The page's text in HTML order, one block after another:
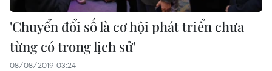
'Chuyển đổi số là cơ hội phát triển chưa
từng có trong lịch sử'
08/08/2019 03:24